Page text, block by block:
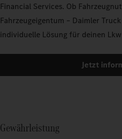
Financial Services. Ob
Fahrzeugeigentum – Daimler
individuelle Lösung für deinen
Jetzt
Gewährleistung